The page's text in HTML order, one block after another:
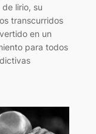
lirio, su
transcurridos
en un
para todos